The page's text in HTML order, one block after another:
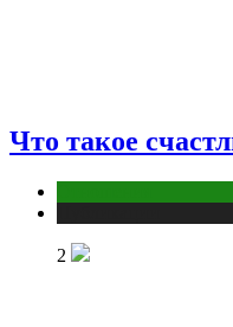
Что такое
2